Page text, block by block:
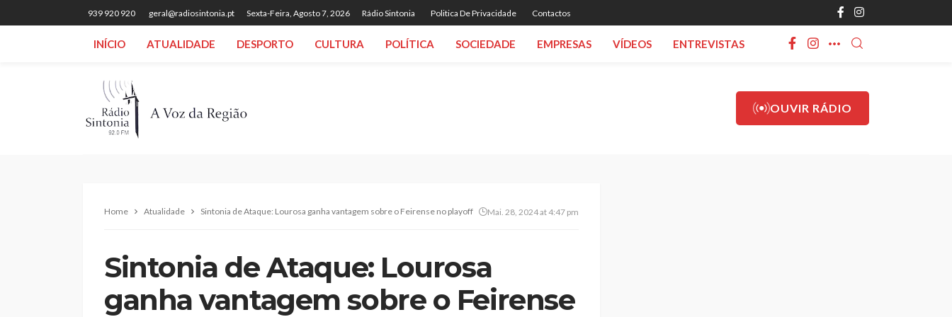
939 920 920 geral@radiosintonia.pt Sexta-Feira, Agosto 7, 2026 Rádio Sintonia Politica De Privacidade Contactos
INÍCIO ATUALIDADE DESPORTO CULTURA POLÍTICA SOCIEDADE EMPRESAS VÍDEOS ENTREVISTAS
OUVIR RÁDIO
Home Atualidade Sintonia de Ataque: Lourosa ganha vantagem sobre o Feirense no playoff Mai. 28, 2024 at 4:47 pm
Sintonia de Ataque: Lourosa
ganha vantagem sobre o Feirense